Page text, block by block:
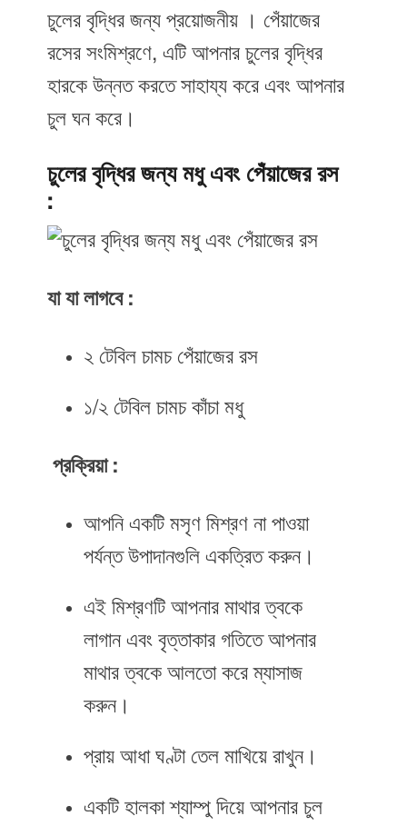
চুলের বৃদ্ধির জন্য প্রয়োজনীয় । পেঁয়াজের
রসের সংমিশ্রণে, এটি আপনার চুলের বৃদ্ধির
হারকে উন্নত করতে সাহায্য করে এবং আপনার
চুল ঘন করে।
চুলের বৃদ্ধির জন্য মধু এবং পেঁয়াজের রস
:
যা যা লাগবে :
২ টেবিল চামচ পেঁয়াজের রস
১/২ টেবিল চামচ কাঁচা মধু
প্রক্রিয়া :
আপনি একটি মসৃণ মিশ্রণ না পাওয়া
পর্যন্ত উপাদানগুলি একত্রিত করুন।
এই মিশ্রণটি আপনার মাথার ত্বকে
লাগান এবং বৃত্তাকার গতিতে আপনার
মাথার ত্বকে আলতো করে ম্যাসাজ
করুন।
প্রায় আধা ঘণ্টা তেল মাখিয়ে রাখুন।
একটি হালকা শ্যাম্পু দিয়ে আপনার চুল